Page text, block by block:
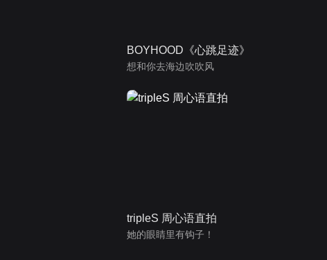
BOYHOOD《心跳足迹》
想和你去海边吹吹风
tripleS 周心语直拍
她的眼睛里有钩子！